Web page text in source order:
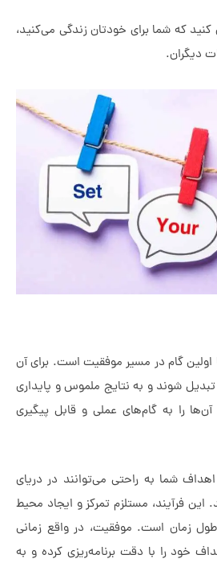
برای خودتان زندگی می‌کنید،
در مسیر موفقیت است. برای آن
و به نتایج ملموس و پایداری
گام‌های عملی و قابل پیگیری
به راحتی می‌توانند در دریای
مستلزم تمرکز و ایجاد محیط
است. موفقیت، در واقع زمانی
دقت برنامه‌ریزی کرده و به